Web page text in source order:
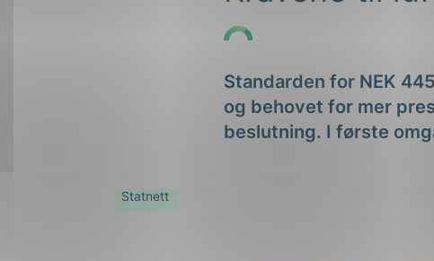
Forsvar og beredskap
Lavspenning
Maritime elinstallasjoner
Norsk English
Standarden for NEK
og behovet for mer
beslutning. I første
Statnett